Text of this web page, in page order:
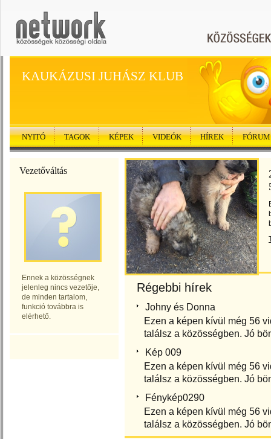
KAUKÁZUSI JUHÁSZ KLUB
NYITÓ TAGOK KÉPEK VIDEÓK HÍREK FÓRUM
Vezetőváltás
Ennek a közösségnek
jelenleg nincs vezetője,
de minden tartalom,
funkció továbbra is
elérhető.
Régebbi hírek
Johny és Donna
Ezen a képen kívül még 56
találsz a közösségben. Jó
Kép 009
Ezen a képen kívül még 56
találsz a közösségben. Jó
Fénykép0290
Ezen a képen kívül még 56
találsz a közösségben. Jó